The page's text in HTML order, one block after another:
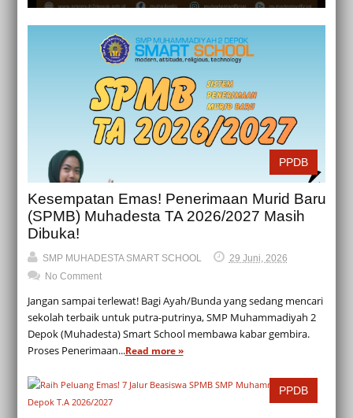
PPDB
Kesempatan Emas! Penerimaan Murid Baru
(SPMB) Muhadesta TA 2026/2027 Masih
Dibuka!
SMP MUHADESTA SMART SCHOOL
29 Juni, 2026
No Comment
Jangan sampai terlewat! Bagi Ayah/Bunda yang sedang mencari
sekolah terbaik untuk putra-putrinya, SMP Muhammadiyah 2
Depok (Muhadesta) Smart School membawa kabar gembira.
Proses Penerimaan...Read more »
PPDB